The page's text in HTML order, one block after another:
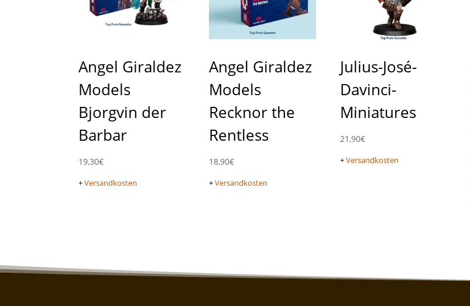
Angel Giraldez
Models
Bjorgvin der
Barbar
19,30€
+Versandkosten
Angel Giraldez
Models
Recknor the
Rentless
18,90€
+Versandkosten
Julius-José-
Davinci-
Miniatures
21,90€
+Versandkosten